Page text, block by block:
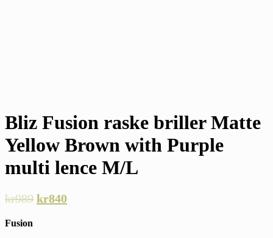
Bliz Fusion raske briller Matte
Yellow Brown with Purple
multi lence M/L
kr989 kr840
Fusion